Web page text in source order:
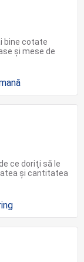
bine cotate
şi mese de
ce doriţi să le
şi cantitatea